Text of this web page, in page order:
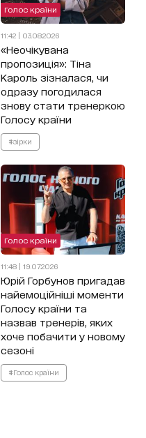
Голос країни
11:42 | 03.08.2026
«Неочікувана
пропозиція»: Тіна
Кароль зізналася, чи
одразу погодилася
знову стати тренеркою
Голосу країни
#зірки
Голос країни
11:48 | 19.07.2026
Юрій Горбунов пригадав
найемоційніші моменти
Голосу країни та
назвав тренерів, яких
хоче побачити у новому
сезоні
#Голос країни